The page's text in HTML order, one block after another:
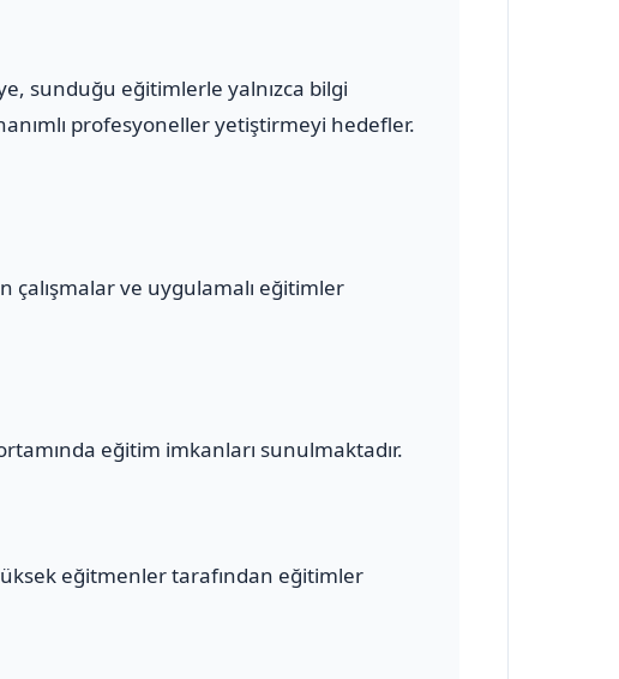
sunduğu eğitimlerle yalnızca bilgi
profesyoneller yetiştirmeyi hedefler.
çalışmalar ve uygulamalı eğitimler
eğitim imkanları sunulmaktadır.
eğitmenler tarafından eğitimler